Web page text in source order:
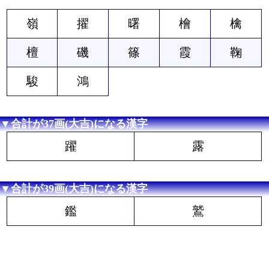
嶺 擢 曙 檜 檎
檀 磯 篠 霞 鞠
駿 鴻
▼合計が37画(大吉)になる漢字
躍 露
▼合計が39画(大吉)になる漢字
鑑 鷲